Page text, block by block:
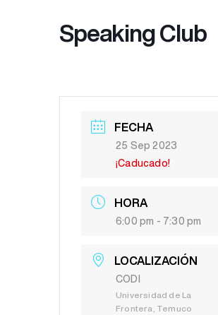
Speaking Club
FECHA
25 Sep 2023
¡Caducado!
HORA
6:00 pm - 7:30 pm
LOCALIZACIÓN
CODI
Universidad de La
Frontera, Temuco